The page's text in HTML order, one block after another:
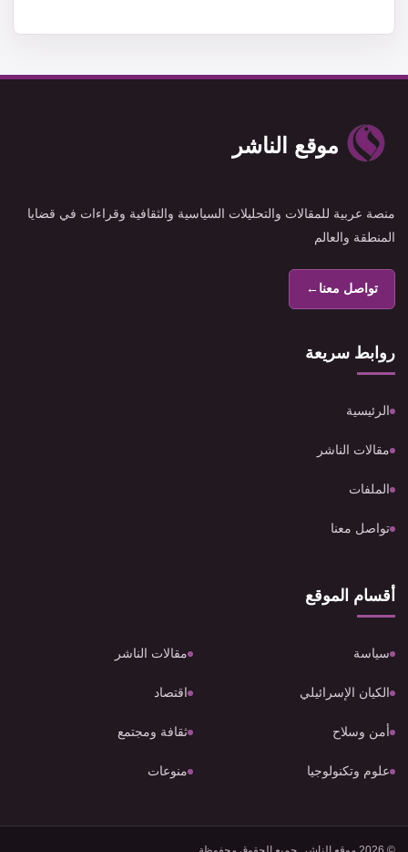
موقع الناشر
منصة عربية للمقالات والتحليلات السياسية والثقافية وقراءات في قضايا
المنطقة والعالم
تواصل معنا←
روابط سريعة
الرئيسية
مقالات الناشر
الملفات
تواصل معنا
أقسام الموقع
سياسة مقالات الناشر
الكيان الإسرائيلي اقتصاد
أمن وسلاح ثقافة ومجتمع
علوم وتكنولوجيا منوعات